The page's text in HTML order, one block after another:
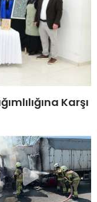
Karşı